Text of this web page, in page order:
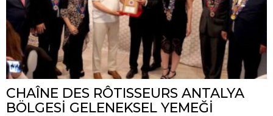
CHAÎNE DES RÔTISSEURS ANTALYA
BÖLGESİ GELENEKSEL YEMEĞİ